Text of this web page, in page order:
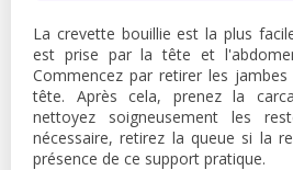
La crevette bouillie est la plus
est prise par la tête et
Commencez par retirer les
tête. Après cela, prenez la
nettoyez soigneusement les
nécessaire, retirez la queue si la
présence de ce support pratique.